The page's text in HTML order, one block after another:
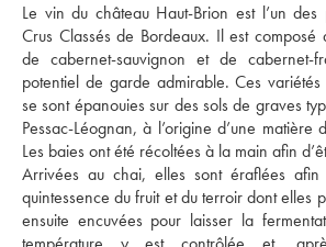
Le vin du château Haut-Brion est l’un
Crus Classés de Bordeaux. Il est composé
de cabernet-sauvignon et de cabernet-
potentiel de garde admirable. Ces
se sont épanouies sur des sols de graves
Pessac-Léognan, à l’origine d’une matière
Les baies ont été récoltées à la main afin
Arrivées au chai, elles sont éraflées
quintessence du fruit et du terroir dont elles
ensuite encuvées pour laisser la